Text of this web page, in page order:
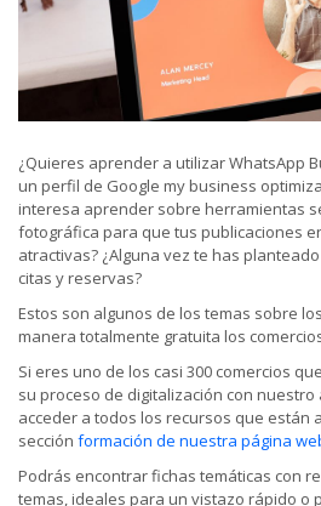
¿Quieres aprender a utilizar WhatsApp
un perfil de Google my business
interesa aprender sobre herramientas
fotográfica para que tus publicaciones
atractivas? ¿Alguna vez te has
citas y reservas?
Estos son algunos de los temas sobre
manera totalmente gratuita los
Si eres uno de los casi 300 comercios
su proceso de digitalización con
acceder a todos los recursos que están
sección formación de nuestra página
Podrás encontrar fichas temáticas con
temas, ideales para un vistazo rápido o